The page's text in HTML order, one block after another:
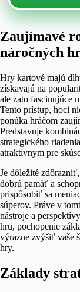
Zaujímavé
náročných
Hry kartové majú
získavajú na
ale zato fascinujúce
Tento prístup, hoci
ponúka hráčom
Predstavuje
strategického
atraktívnym pre
Je dôležité
dobrú pamäť a
prispôsobiť sa
súperov. Práve v
nástroje a
hru, pochopenie
výrazne zvýšiť vaše
hry.
Základy